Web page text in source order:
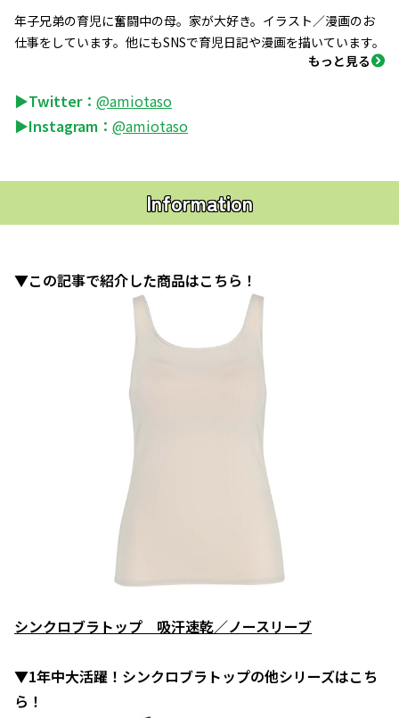
年子兄弟の育児に奮闘中の母。家が大好き。イラスト／漫画のお
仕事をしています。他にもSNSで育児日記や漫画を描いています。
もっと見る
▶Twitter： @amiotaso
▶Instagram： @amiotaso
Information
▼この記事で紹介した商品はこちら！
シンクロブラトップ 吸汗速乾／ノースリーブ
▼1年中大活躍！シンクロブラトップの他シリーズはこち
ら！